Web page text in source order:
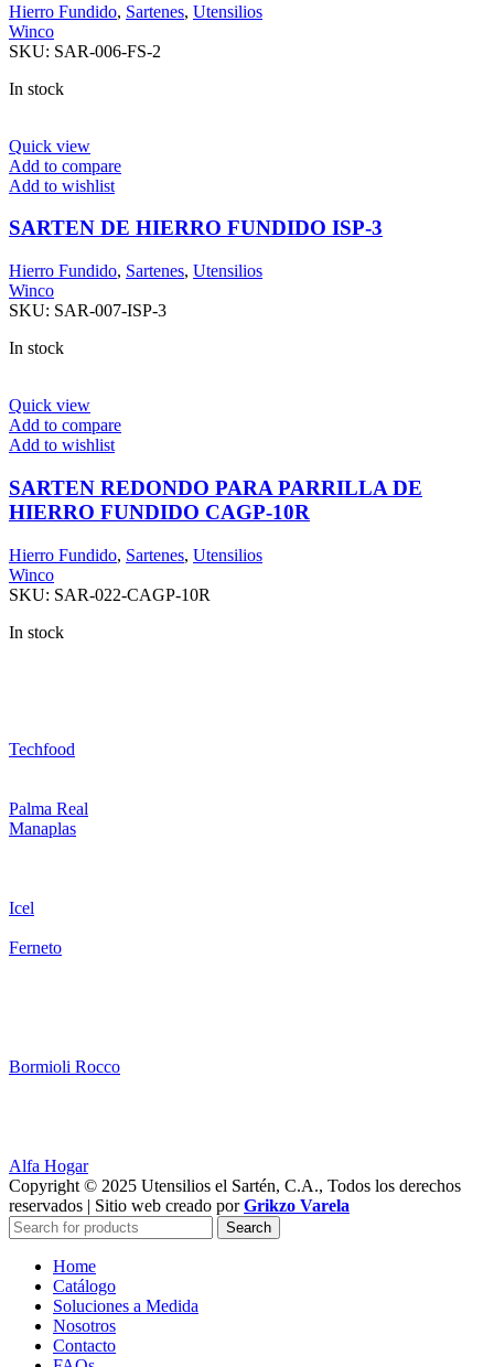
Hierro Fundido, Sartenes, Utensilios
Winco
SKU: SAR-006-FS-2
In stock
Quick view
Add to compare
Add to wishlist
SARTEN DE HIERRO FUNDIDO ISP-3
Hierro Fundido, Sartenes, Utensilios
Winco
SKU: SAR-007-ISP-3
In stock
Quick view
Add to compare
Add to wishlist
SARTEN REDONDO PARA PARRILLA DE
HIERRO FUNDIDO CAGP-10R
Hierro Fundido, Sartenes, Utensilios
Winco
SKU: SAR-022-CAGP-10R
In stock
Techfood
Palma Real
Manaplas
Icel
Ferneto
Bormioli Rocco
Alfa Hogar
Copyright © 2025 Utensilios el Sartén, C.A., Todos los derechos
reservados | Sitio web creado porGrikzo Varela
Search
Home
Catálogo
Soluciones a Medida
Nosotros
Contacto